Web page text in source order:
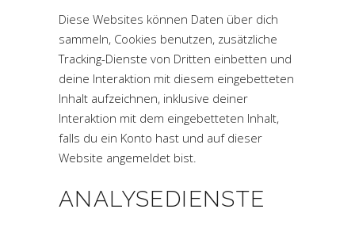
Diese Websites können Daten über dich
sammeln, Cookies benutzen, zusätzliche
Tracking-Dienste von Dritten einbetten und
deine Interaktion mit diesem eingebetteten
Inhalt aufzeichnen, inklusive deiner
Interaktion mit dem eingebetteten Inhalt,
falls du ein Konto hast und auf dieser
Website angemeldet bist.
ANALYSEDIENSTE